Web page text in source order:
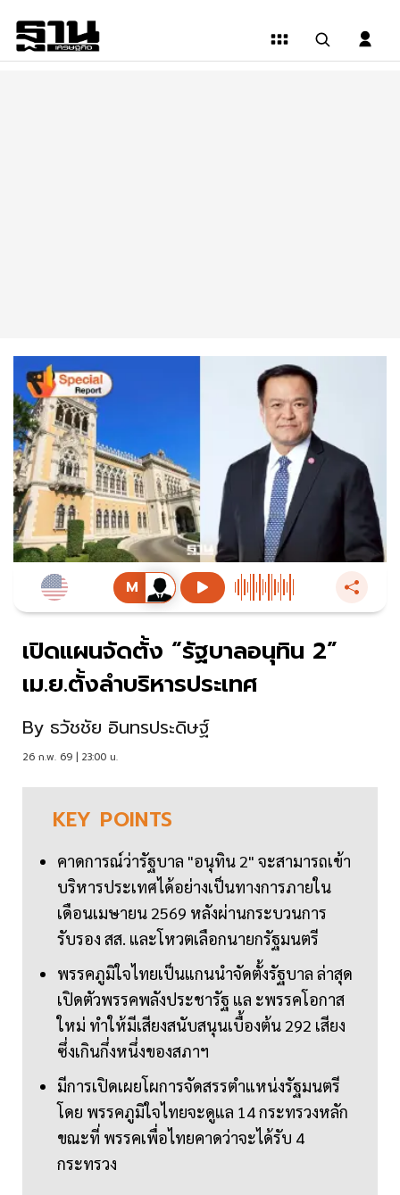
เปิดแผนจัดตั้ง “รัฐบาลอนุทิน 2”
เม.ย.ตั้งลำบริหารประเทศ
By ธวัชชัย อินทรประดิษฐ์
26 ก.พ. 69 | 23:00 น.
KEY POINTS
คาดการณ์ว่ารัฐบาล "อนุทิน 2" จะสามารถเข้า
บริหารประเทศได้อย่างเป็นทางการภายใน
เดือนเมษายน 2569 หลังผ่านกระบวนการ
รับรอง สส. และโหวตเลือกนายกรัฐมนตรี
พรรคภูมิใจไทยเป็นแกนนำจัดตั้งรัฐบาล ล่าสุด
เปิดตัวพรรคพลังประชารัฐ แล ะพรรคโอกาส
ใหม่ ทำให้มีเสียงสนับสนุนเบื้องต้น 292 เสียง
ซึ่งเกินกึ่งหนึ่งของสภาฯ
มีการเปิดเผยโผการจัดสรรตำแหน่งรัฐมนตรี
โดย พรรคภูมิใจไทยจะดูแล 14 กระทรวงหลัก
ขณะที่ พรรคเพื่อไทยคาดว่าจะได้รับ 4
กระทรวง